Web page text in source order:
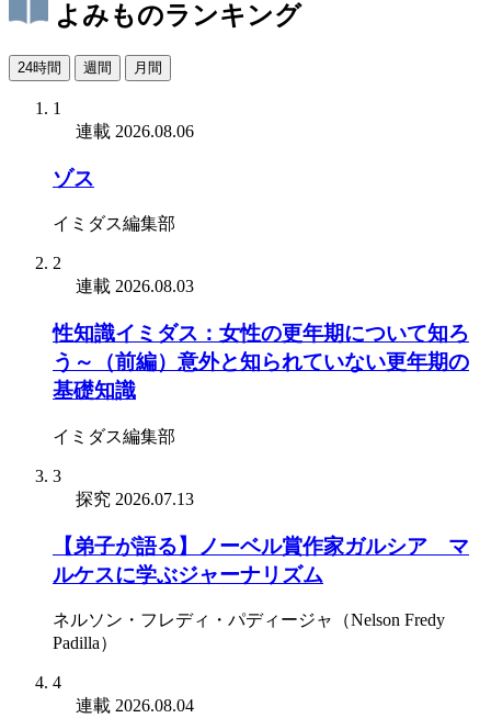
よみものランキング
24時間 週間 月間
1
連載 2026.08.06
ゾス
イミダス編集部
2
連載 2026.08.03
性知識イミダス：女性の更年期について知ろ
う～（前編）意外と知られていない更年期の
基礎知識
イミダス編集部
3
探究 2026.07.13
【弟子が語る】ノーベル賞作家ガルシア゠マ
ルケスに学ぶジャーナリズム
ネルソン・フレディ・パディージャ（Nelson Fredy
Padilla）
4
連載 2026.08.04